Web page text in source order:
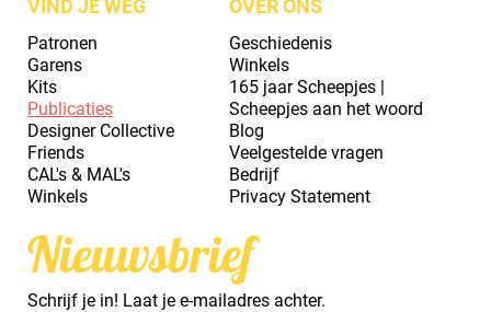
VIND JE WEG
Patronen
Garens
Kits
Publicaties
Designer Collective
Friends
CAL's & MAL's
Winkels
OVER ONS
Geschiedenis
Winkels
165 jaar Scheepjes |
Scheepjes aan het woord
Blog
Veelgestelde vragen
Bedrijf
Privacy Statement
Nieuwsbrief
Schrijf je in! Laat je e-mailadres achter.